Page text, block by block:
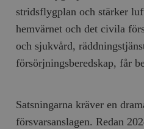
stridsflygplan och stärker
hemvärnet och det civila
och sjukvård,
försörjningsberedskap, får
Satsningarna kräver en
försvarsanslagen. Redan